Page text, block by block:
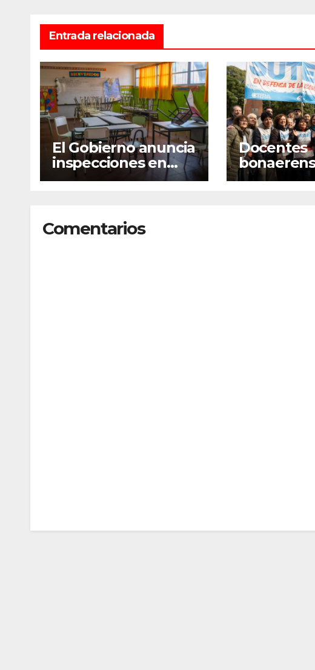
Entrada relacionada
El Gobierno anuncia
inspecciones en
escuelas por el paro
Docentes
Comentarios